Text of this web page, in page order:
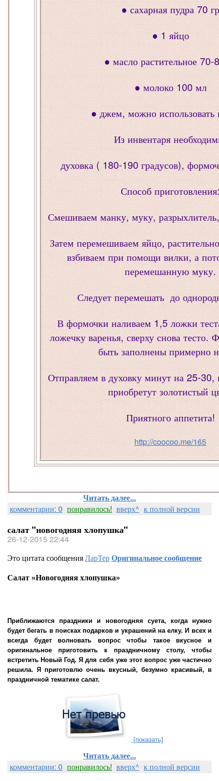
● сахарная пудра 70 гр
● 1 яйцо
● масло растительное 70-
● молоко 100 мл
● джем, можно использовать
Из инвентаря
духовка ( 180-190 градусов),
Способ
Смешиваем манку, муку,
Затем перемешиваем яйцо,
взбиваем при помощи вилки, а
перемешанную муку.
Следует перемешать до
В формочки наливаем 1,5 ложки
ложечку варенья, сверху снова
быть заполнены примерно
Отправляем в духовку минут на 25-30,
приобретут золотистый
Приятного аппетита!
http://coocoo.me/165
Читать далее...
комментарии: 0 понравилось! вверх^ к полной версии
салат "новогодняя хлопушка"
26-12-2015 22:44
Это цитата сообщенияЛарТерОригинальное сообщение
Салат «Новогодняя хлопушка»
Приближаются праздники и новогодняя суета, когда нужно
будет бегать в поисках подарков и украшений на елку. И всех и
всегда будет волновать вопрос чтобы такое вкусное и
оригинальное приготовить к праздничному столу, чтобы
встретить Новый Год. Я для себя уже этот вопрос уже частично
решила. Я приготовлю очень вкусный, безумно красивый, в
праздничной тематике салат.
[показать]
Читать далее...
комментарии: 0 понравилось! вверх^ к полной версии